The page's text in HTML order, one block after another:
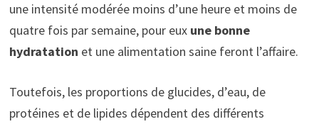
une intensité modérée moins d’une heure et moins de
quatre fois par semaine, pour euxune bonne
hydratation et une alimentation saine feront l’affaire.
Toutefois, les proportions de glucides, d’eau, de
protéines et de lipides dépendent des différents